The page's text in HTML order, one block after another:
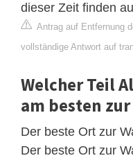
dieser Zeit finden
Antrag auf Entfernung
vollständige Antwort auf
Welcher Teil
am besten
Der beste Ort zur
Der beste Ort zur